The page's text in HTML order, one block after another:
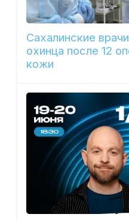
Сахалинские
охинца после 12
кожи